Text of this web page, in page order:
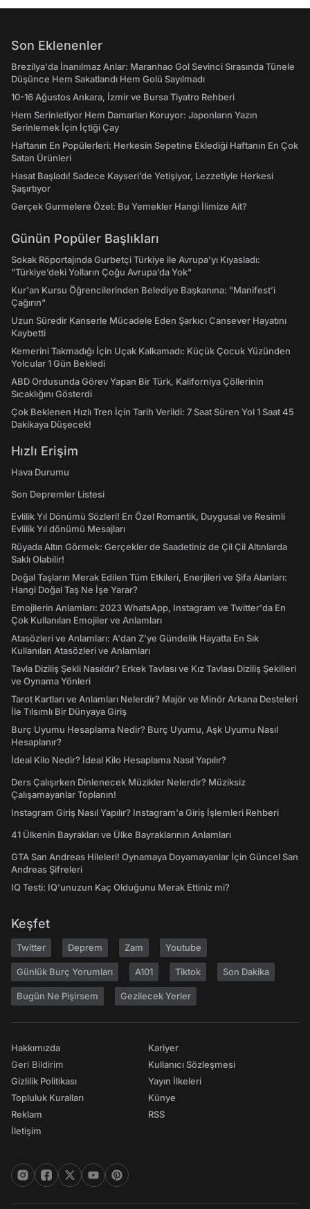
Son Eklenenler
Brezilya'da İnanılmaz Anlar: Maranhao Gol Sevinci Sırasında Tünele
Düşünce Hem Sakatlandı Hem Golü Sayılmadı
10-16 Ağustos Ankara, İzmir ve Bursa Tiyatro Rehberi
Hem Serinletiyor Hem Damarları Koruyor: Japonların Yazın
Serinlemek İçin İçtiği Çay
Haftanın En Popülerleri: Herkesin Sepetine Eklediği Haftanın En Çok
Satan Ürünleri
Hasat Başladı! Sadece Kayseri’de Yetişiyor, Lezzetiyle Herkesi
Şaşırtıyor
Gerçek Gurmelere Özel: Bu Yemekler Hangi İlimize Ait?
Günün Popüler Başlıkları
Sokak Röportajında Gurbetçi Türkiye ile Avrupa'yı Kıyasladı:
"Türkiye’deki Yolların Çoğu Avrupa’da Yok"
Kur'an Kursu Öğrencilerinden Belediye Başkanına: "Manifest’i
Çağırın"
Uzun Süredir Kanserle Mücadele Eden Şarkıcı Cansever Hayatını
Kaybetti
Kemerini Takmadığı İçin Uçak Kalkamadı: Küçük Çocuk Yüzünden
Yolcular 1 Gün Bekledi
ABD Ordusunda Görev Yapan Bir Türk, Kaliforniya Çöllerinin
Sıcaklığını Gösterdi
Çok Beklenen Hızlı Tren İçin Tarih Verildi: 7 Saat Süren Yol 1 Saat 45
Dakikaya Düşecek!
Hızlı Erişim
Hava Durumu
Son Depremler Listesi
Evlilik Yıl Dönümü Sözleri! En Özel Romantik, Duygusal ve Resimli
Evlilik Yıl dönümü Mesajları
Rüyada Altın Görmek: Gerçekler de Saadetiniz de Çil Çil Altınlarda
Saklı Olabilir!
Doğal Taşların Merak Edilen Tüm Etkileri, Enerjileri ve Şifa Alanları:
Hangi Doğal Taş Ne İşe Yarar?
Emojilerin Anlamları: 2023 WhatsApp, Instagram ve Twitter'da En
Çok Kullanılan Emojiler ve Anlamları
Atasözleri ve Anlamları: A'dan Z'ye Gündelik Hayatta En Sık
Kullanılan Atasözleri ve Anlamları
Tavla Diziliş Şekli Nasıldır? Erkek Tavlası ve Kız Tavlası Diziliş Şekilleri
ve Oynama Yönleri
Tarot Kartları ve Anlamları Nelerdir? Majör ve Minör Arkana Desteleri
İle Tılsımlı Bir Dünyaya Giriş
Burç Uyumu Hesaplama Nedir? Burç Uyumu, Aşk Uyumu Nasıl
Hesaplanır?
İdeal Kilo Nedir? İdeal Kilo Hesaplama Nasıl Yapılır?
Ders Çalışırken Dinlenecek Müzikler Nelerdir? Müziksiz
Çalışamayanlar Toplanın!
Instagram Giriş Nasıl Yapılır? Instagram'a Giriş İşlemleri Rehberi
41 Ülkenin Bayrakları ve Ülke Bayraklarının Anlamları
GTA San Andreas Hileleri! Oynamaya Doyamayanlar İçin Güncel San
Andreas Şifreleri
IQ Testi: IQ'unuzun Kaç Olduğunu Merak Ettiniz mi?
Keşfet
Twitter Deprem Zam Youtube
Günlük Burç Yorumları A101 Tiktok Son Dakika
Bugün Ne Pişirsem Gezilecek Yerler
Hakkımızda
Geri Bildirim
Gizlilik Politikası
Topluluk Kuralları
Reklam
İletişim
Kariyer
Kullanıcı Sözleşmesi
Yayın İlkeleri
Künye
RSS